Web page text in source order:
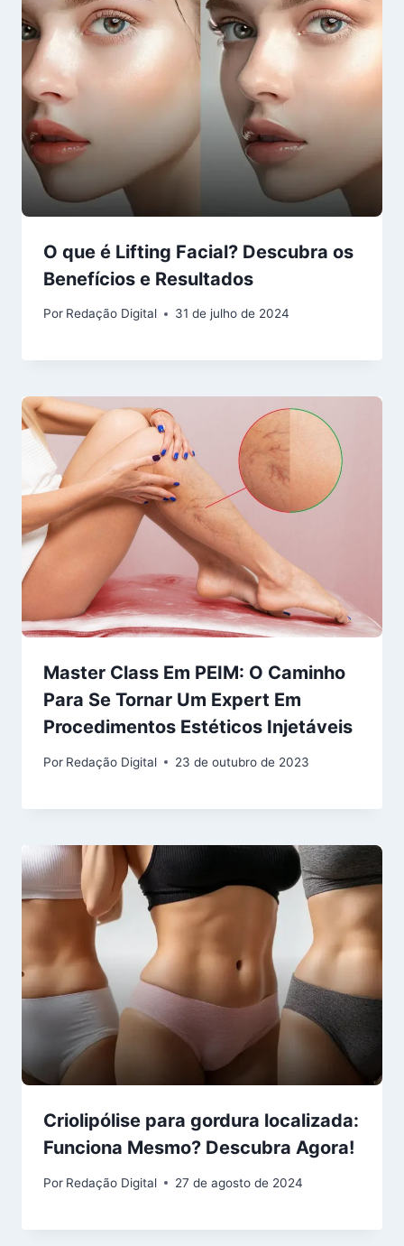
O que é Lifting Facial? Descubra os
Benefícios e Resultados
Por Redação Digital 31 de julho de 2024
Master Class Em PEIM: O Caminho
Para Se Tornar Um Expert Em
Procedimentos Estéticos Injetáveis
Por Redação Digital 23 de outubro de 2023
Criolipólise para gordura localizada:
Funciona Mesmo? Descubra Agora!
Por Redação Digital 27 de agosto de 2024